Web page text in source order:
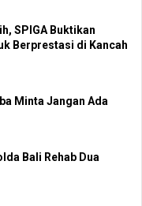
SPIGA Buktikan
Berprestasi di Kancah
Minta Jangan Ada
Bali Rehab Dua